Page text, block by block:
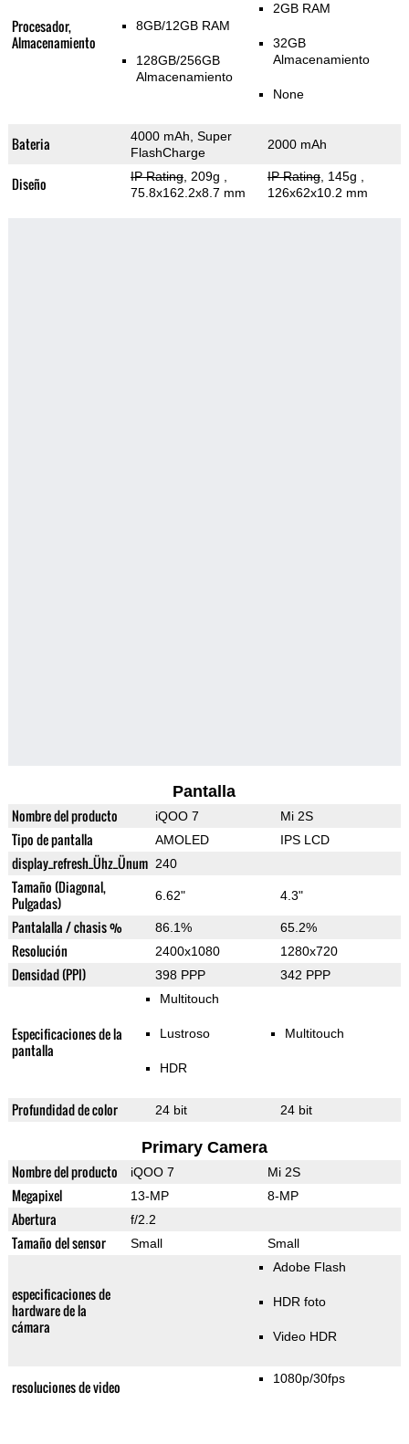
Procesador,
Almacenamiento
8GB/12GB RAM
128GB/256GB
Almacenamiento
2GB RAM
32GB
Almacenamiento
None
Bateria
4000 mAh, Super
FlashCharge
2000 mAh
Diseño IP Rating, 209g
75.8x162.2x8.7 mm
IP Rating, 145g
126x62x10.2 mm
Pantalla
Nombre del producto iQOO 7 Mi 2S
Tipo de pantalla AMOLED IPS LCD
display_refresh_Ühz_Ünum 240
Tamaño (Diagonal,
Pulgadas)
6.62" 4.3"
Pantalalla / chasis % 86.1% 65.2%
Resolución 2400x1080 1280x720
Densidad (PPI) 398 PPP 342 PPP
Especificaciones de la
pantalla
Multitouch
Lustroso
HDR
Multitouch
Profundidad de color 24 bit 24 bit
Primary Camera
Nombre del producto iQOO 7 Mi 2S
Megapixel 13-MP 8-MP
Abertura f/2.2
Tamaño del sensor Small Small
especificaciones de
hardware de la
cámara
Adobe Flash
HDR foto
Video HDR
resoluciones de video 1080p/30fps